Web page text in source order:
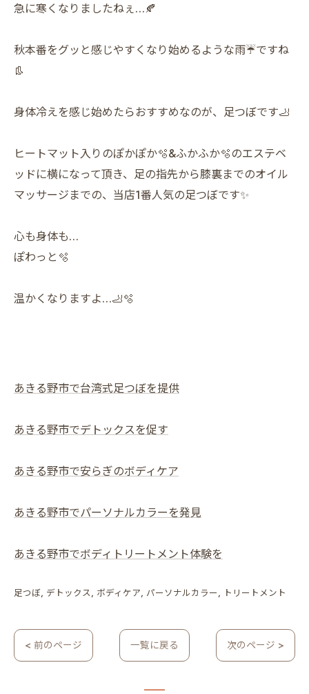
急に寒くなりましたねぇ…🍂
秋本番をグッと感じやすくなり始めるような雨☔️ですね
👢
身体冷えを感じ始めたらおすすめなのが、足つぼです🦶
ヒートマット入りのぽかぽか🫧&ふかふか🫧のエステベ
ッドに横になって頂き、足の指先から膝裏までのオイル
マッサージまでの、当店1番人気の足つぼです✨
心も身体も…
ぽわっと🫧
温かくなりますよ…🦶🫧
あきる野市で台湾式足つぼを提供
あきる野市でデトックスを促す
あきる野市で安らぎのボディケア
あきる野市でパーソナルカラーを発見
あきる野市でボディトリートメント体験を
足つぼ デトックス ボディケア パーソナルカラー トリートメント
< 前のページ 一覧に戻る 次のページ >